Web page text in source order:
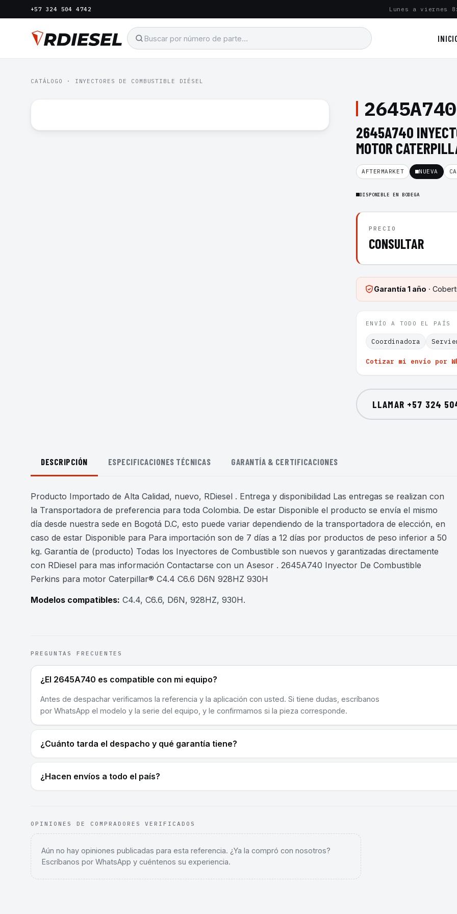
+57 324 504 4742 Lunes a viernes
CATÁLOGO · INYECTORES DE COMBUSTIBLE DIÉSEL
2645A740
2645A740
MOTOR
AFTERMARKET NUEVA
DISPONIBLE EN BODEGA
PRECIO
CONSULTAR
Garantía 1 año ·
ENVÍO A TODO EL PAÍS
Coordinadora
Cotizar mi envío por
LLAMAR +57 324
DESCRIPCIÓN ESPECIFICACIONES TÉCNICAS GARANTÍA & CERTIFICACIONES
Producto Importado de Alta Calidad, nuevo, RDiesel . Entrega y disponibilidad Las entregas se realizan con
la Transportadora de preferencia para toda Colombia. De estar Disponible el producto se envía el mismo
día desde nuestra sede en Bogotá D.C, esto puede variar dependiendo de la transportadora de elección, en
caso de estar Disponible para Para importación son de 7 días a 12 días por productos de peso inferior a 50
kg. Garantía de (producto) Todas los Inyectores de Combustible son nuevos y garantizadas directamente
con RDiesel para mas información Contactarse con un Asesor . 2645A740 Inyector De Combustible
Perkins para motor Caterpillar® C4.4 C6.6 D6N 928HZ 930H
Modelos compatibles: C4.4, C6.6, D6N, 928HZ, 930H.
PREGUNTAS FRECUENTES
¿El 2645A740 es compatible con mi equipo?
Antes de despachar verificamos la referencia y la aplicación con usted. Si tiene dudas, escríbanos
por WhatsApp el modelo y la serie del equipo, y le confirmamos si la pieza corresponde.
¿Cuánto tarda el despacho y qué garantía tiene?
¿Hacen envíos a todo el país?
OPINIONES DE COMPRADORES VERIFICADOS
Aún no hay opiniones publicadas para esta referencia. ¿Ya la compró con nosotros?
Escríbanos por WhatsApp y cuéntenos su experiencia.